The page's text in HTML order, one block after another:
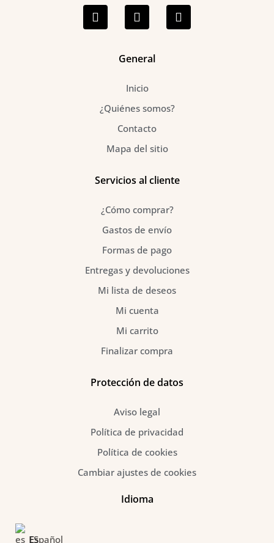
a
c
e
n
s
t
g
a
m
i
n
t
General
Inicio
¿Quiénes somos?
Contacto
Mapa del sitio
Servicios al cliente
¿Cómo comprar?
Gastos de envío
Formas de pago
Entregas y devoluciones
Mi lista de deseos
Mi cuenta
Mi carrito
Finalizar compra
Protección de datos
Aviso legal
Política de privacidad
Política de cookies
Cambiar ajustes de cookies
Idioma
Español